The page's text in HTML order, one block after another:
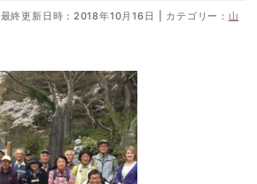
最終更新日時 : 2018年10月16日 カテゴリー : 山